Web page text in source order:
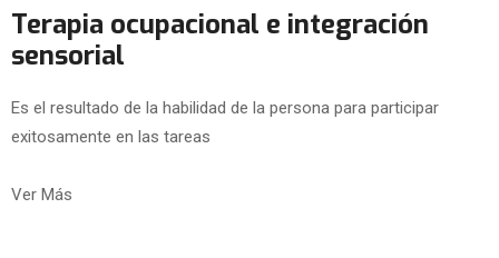
Terapia ocupacional e integración
sensorial
Es el resultado de la habilidad de la persona para participar
exitosamente en las tareas
Ver Más